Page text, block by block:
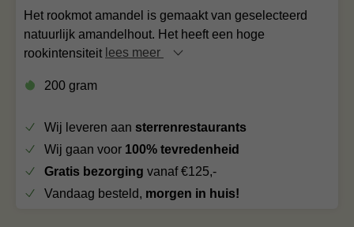
Het rookmot amandel is gemaakt van geselecteerd
natuurlijk amandelhout. Het heeft een hoge
rookintensiteit lees meer
200 gram
Wij leveren aan sterrenrestaurants
Wij gaan voor 100% tevredenheid
Gratis bezorging vanaf €125,-
Vandaag besteld, morgen in huis!